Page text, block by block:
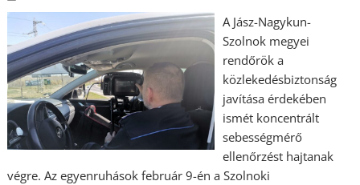
A Jász-Nagykun-
Szolnok megyei
rendőrök a
közlekedésbiztonság
javítása érdekében
ismét koncentrált
sebességmérő
ellenőrzést hajtanak
végre. Az egyenruhások február 9-én a Szolnoki